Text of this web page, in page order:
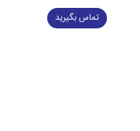
تماس بگیرید